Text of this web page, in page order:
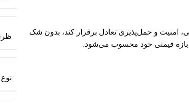
امنیت و حمل‌پذیری تعادل برقرار کند، بدون شک